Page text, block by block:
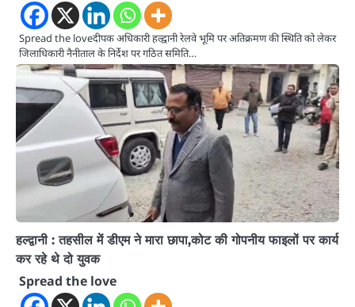
Spread the loveदीपक अधिकारी हल्द्वानी रेलवे भूमि पर अतिक्रमण की स्थिति को लेकर
जिलाधिकारी नैनीताल के निर्देश पर गठित समिति…
हल्द्वानी : तहसील में डीएम ने मारा छापा,कोट की गोपनीय फाइलों पर कार्य
कर रहे थे दो युवक
Spread the love